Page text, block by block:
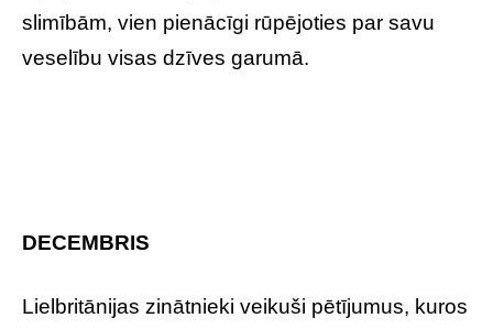
slimībām, vien pienācīgi rūpējoties par savu
veselību visas dzīves garumā.
DECEMBRIS
Lielbritānijas zinātnieki veikuši pētījumus, kuros